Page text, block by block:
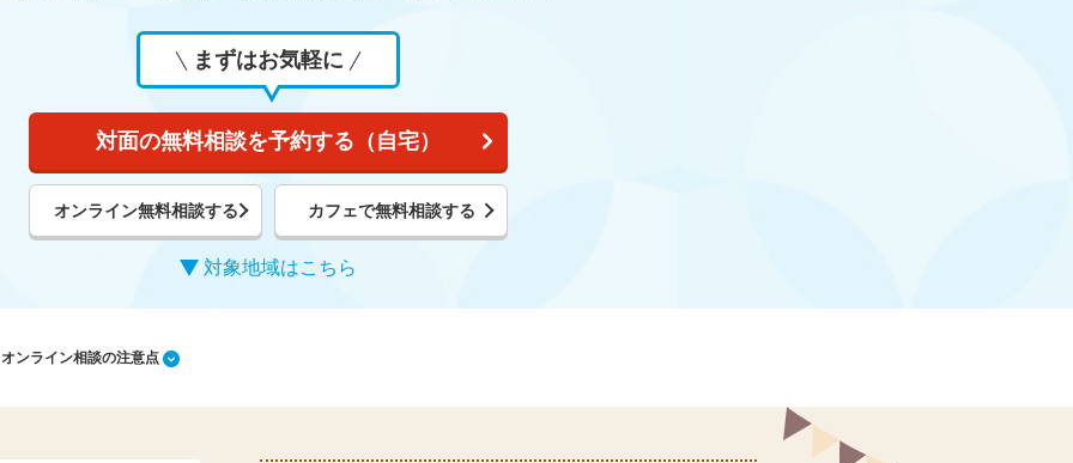
まずはお気軽に
対面の無料相談を予約する（自宅）
オンライン無料相談する カフェで無料相談する
対象地域はこちら
ンライン相談の注意点